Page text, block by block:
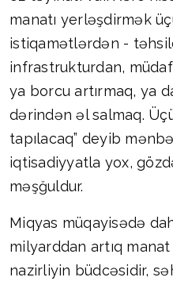
manatı yerləşdirmək
istiqamətlərdən -
infrastrukturdan,
ya borcu artırmaq, ya
dərindən əl salmaq.
tapılacaq” deyib
iqtisadiyyatla yox,
məşğuldur.
Miqyas müqayisədə
milyarddan artıq
nazirliyin büdcəsidir,